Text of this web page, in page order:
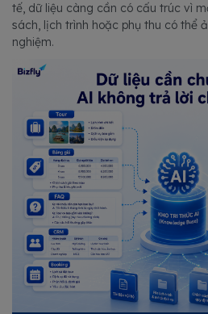
tế, dữ liệu càng cần có cấu trúc vì
sách, lịch trình hoặc phụ thu có thể
nghiệm.